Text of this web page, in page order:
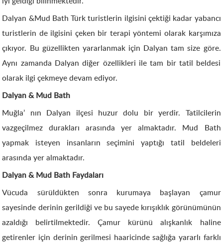
Dalyan &Mud Bath Türk turistlerin ilgisini çektiği kadar yabancı
turistlerin de ilgisini çeken bir terapi yöntemi olarak karşımıza
çıkıyor. Bu güzellikten yararlanmak için Dalyan tam size göre.
Aynı zamanda Dalyan diğer özellikleri ile tam bir tatil beldesi
olarak ilgi çekmeye devam ediyor.
Dalyan & Mud Bath
Muğla’ nın Dalyan ilçesi huzur dolu bir yerdir. Tatilcilerin
vazgeçilmez durakları arasında yer almaktadır. Mud Bath
yapmak isteyen insanların seçimini yaptığı tatil beldeleri
arasında yer almaktadır.
Dalyan & Mud Bath Faydaları
Vücuda sürüldükten sonra kurumaya başlayan çamur
sayesinde derinin gerildiği ve bu sayede kırışıklık görünümünün
azaldığı belirtilmektedir. Çamur kürünü alışkanlık haline
getirenler için derinin gerilmesi haaricinde sağlığa yararlı farklı